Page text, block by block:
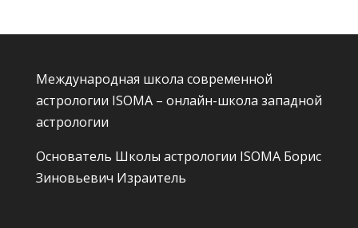
Международная школа современной
астрологии ISOMA – онлайн-школа западной
астрологии
Основатель Школы астрологии ISOMA Борис
Зиновьевич Израитель